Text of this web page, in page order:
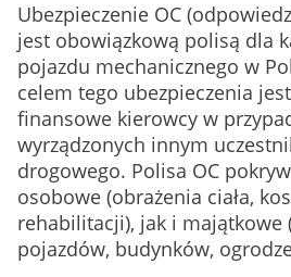
Ubezpieczenie OC
jest obowiązkową polisą dla
pojazdu mechanicznego w
celem tego ubezpieczenia
finansowe kierowcy w
wyrządzonych innym
drogowego. Polisa OC
osobowe (obrażenia ciała,
rehabilitacji), jak i majątkowe
pojazdów, budynków,